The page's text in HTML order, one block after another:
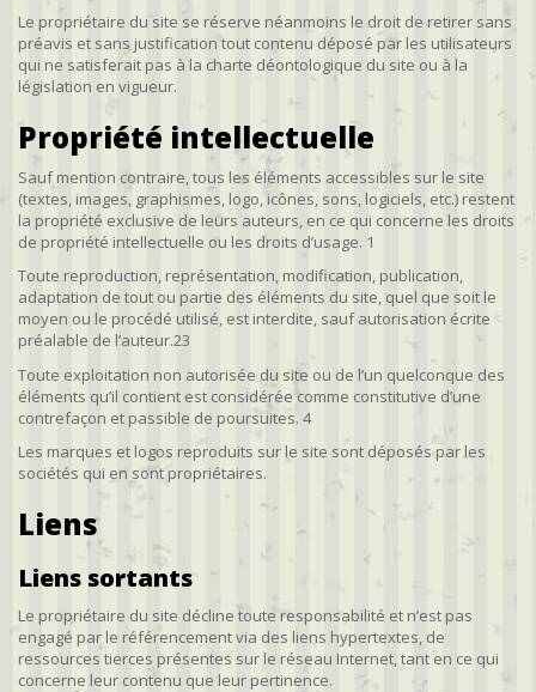
Le propriétaire du site se réserve néanmoins le droit de retirer sans
préavis et sans justification tout contenu déposé par les utilisateurs
qui ne satisferait pas à la charte déontologique du site ou à la
législation en vigueur.
Propriété intellectuelle
Sauf mention contraire, tous les éléments accessibles sur le site
(textes, images, graphismes, logo, icônes, sons, logiciels, etc.) restent
la propriété exclusive de leurs auteurs, en ce qui concerne les droits
de propriété intellectuelle ou les droits d’usage. 1
Toute reproduction, représentation, modification, publication,
adaptation de tout ou partie des éléments du site, quel que soit le
moyen ou le procédé utilisé, est interdite, sauf autorisation écrite
préalable de l’auteur.23
Toute exploitation non autorisée du site ou de l’un quelconque des
éléments qu’il contient est considérée comme constitutive d’une
contrefaçon et passible de poursuites. 4
Les marques et logos reproduits sur le site sont déposés par les
sociétés qui en sont propriétaires.
Liens
Liens sortants
Le propriétaire du site décline toute responsabilité et n’est pas
engagé par le référencement via des liens hypertextes, de
ressources tierces présentes sur le réseau Internet, tant en ce qui
concerne leur contenu que leur pertinence.